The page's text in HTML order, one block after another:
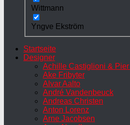
Wittmann
Yngve Ekström
Startseite
Designer
Achille Castiglioni &
Ake Fribyter
Alvar Aalto
André Vandenbeuck
Andreas Christen
Anton Lorenz
Arne Jacobsen